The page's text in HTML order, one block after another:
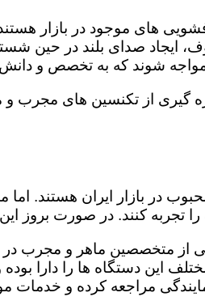
های موجود در بازار
ایجاد صدای بلند در حین
شوند که به تخصص و دانش
گیری از تکنسین های مجرب
در بازار ایران هستند.
کنند. در صورت بروز این
از متخصصین ماهر و مجرب در
این دستگاه ها را دارا
مراجعه کرده و خدمات